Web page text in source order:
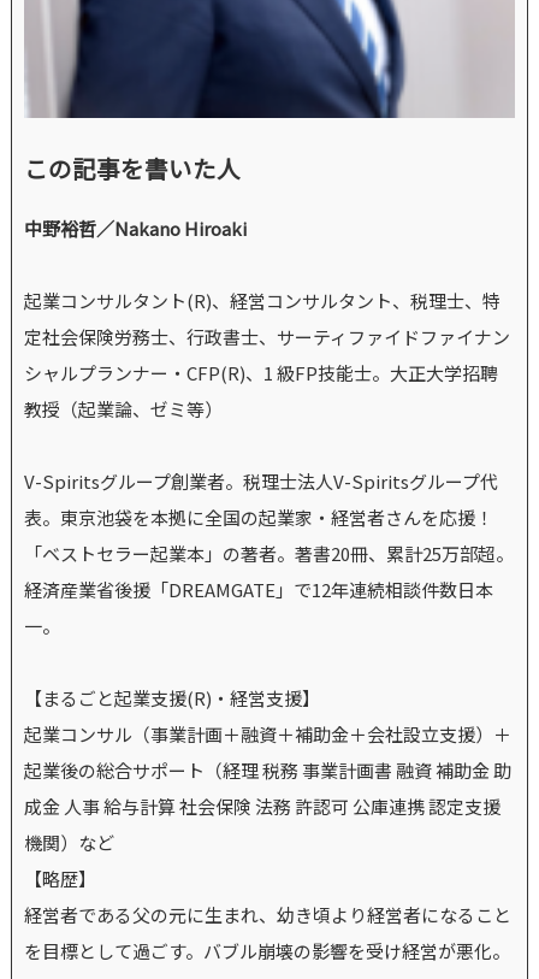
この記事を書いた人
中野裕哲／Nakano Hiroaki
起業コンサルタント(R)、経営コンサルタント、税理士、特
定社会保険労務士、行政書士、サーティファイドファイナン
シャルプランナー・CFP(R)、1 級FP技能士。大正大学招聘
教授（起業論、ゼミ等）
V-Spiritsグループ創業者。税理士法人V-Spiritsグループ代
表。東京池袋を本拠に全国の起業家・経営者さんを応援！
「ベストセラー起業本」の著者。著書20冊、累計25万部超。
経済産業省後援「DREAMGATE」で12年連続相談件数日本
一。
【まるごと起業支援(R)・経営支援】
起業コンサル（事業計画＋融資＋補助金＋会社設立支援）＋
起業後の総合サポート（経理 税務 事業計画書 融資 補助金 助
成金 人事 給与計算 社会保険 法務 許認可 公庫連携 認定支援
機関）など
【略歴】
経営者である父の元に生まれ、幼き頃より経営者になること
を目標として過ごす。バブル崩壊の影響を受け経営が悪化。